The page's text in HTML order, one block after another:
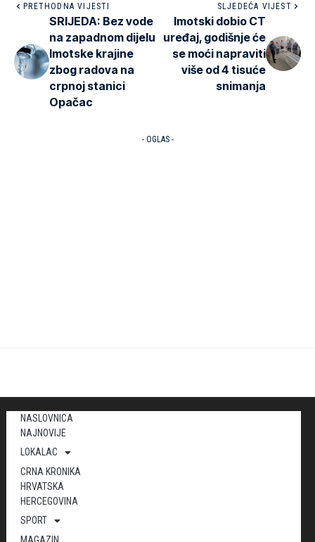
PRETHODNA VIJESTI
SRIJEDA: Bez vode
na zapadnom dijelu
Imotske krajine
zbog radova na
crpnoj stanici
Opačac
SLJEDEĆA VIJEST
Imotski dobio CT
uređaj, godišnje će
se moći napraviti
više od 4 tisuće
snimanja
- OGLAS -
NASLOVNICA
NAJNOVIJE
LOKALAC
CRNA KRONIKA
HRVATSKA
HERCEGOVINA
SPORT